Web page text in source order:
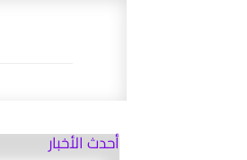
أحدث الأخبار